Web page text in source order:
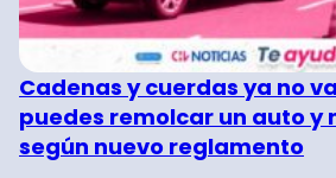
Cadenas y cuerdas ya no
puedes remolcar un auto y
según nuevo reglamento